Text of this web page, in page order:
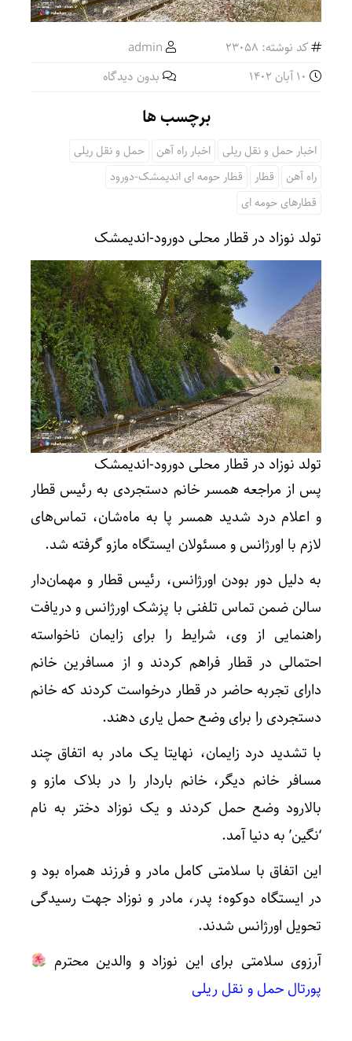
کد نوشته: 23058
admin
بدون دیدگاه
برچسب ها
اخبار حمل و نقل ریلی اخبار راه آهن
حمل و نقل ریلی
راه آهن
قطار
قطار حومه ای اندیمشک-دورود
قطارهای حومه ای
تولد نوزاد در قطار محلی دورود-اندیمشک
تولد نوزاد در قطار محلی دورود-اندیمشک
پس از مراجعه همسر خانم دستجردی به رئیس قطار
و اعلام درد شدید همسر پا به ماه‌شان، تماس‌های
لازم با اورژانس و مسئولان ایستگاه مازو گرفته شد.
به دلیل دور بودن اورژانس، رئیس قطار و مهمان‌دار
سالن ضمن تماس تلفنی با پزشک اورژانس و دریافت
راهنمایی از وی، شرایط را برای زایمان ناخواسته
احتمالی در قطار فراهم کردند و از مسافرین خانم
دارای تجربه حاضر در قطار درخواست کردند که خانم
دستجردی را برای وضع حمل یاری دهند.
با تشدید درد زایمان، نهایتا یک مادر به اتفاق چند
مسافر خانم دیگر، خانم باردار را در بلاک مازو و
بالارود وضع حمل کردند و یک نوزاد دختر به نام
‘نگین’ به دنیا آمد.
این اتفاق با سلامتی کامل مادر و فرزند همراه بود و
در ایستگاه دوکوه؛ پدر، مادر و نوزاد جهت رسیدگی
تحویل اورژانس شدند.
آرزوی سلامتی برای این نوزاد و والدین محترم
پورتال حمل و نقل ریلی